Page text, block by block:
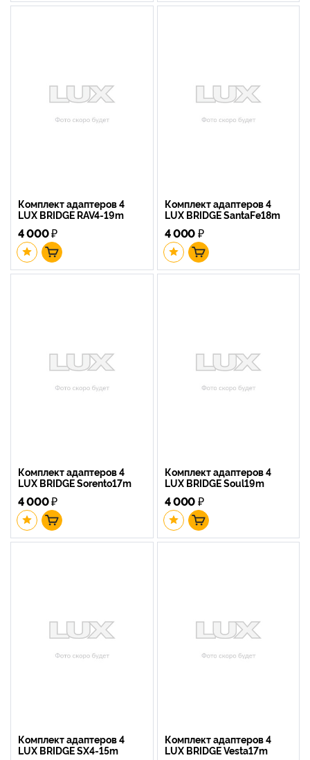
Комплект адаптеров 4
LUX BRIDGE RAV4-19m
4 000₽
Комплект адаптеров 4
LUX BRIDGE SantaFe18m
4 000₽
Комплект адаптеров 4
LUX BRIDGE Sorento17m
4 000₽
Комплект адаптеров 4
LUX BRIDGE Soul19m
4 000₽
Комплект адаптеров 4
LUX BRIDGE SX4-15m
Комплект адаптеров 4
LUX BRIDGE Vesta17m